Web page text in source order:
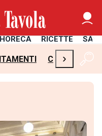
HORECA RICETTE
CHECK-IN
›